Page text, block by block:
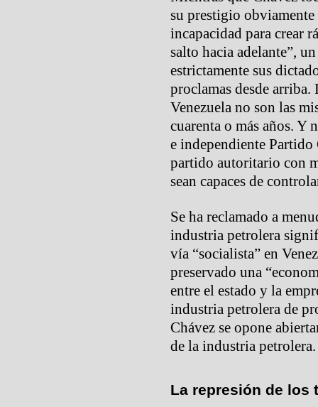
su prestigio obviamente
incapacidad para crear
salto hacia adelante”,
estrictamente sus
proclamas desde arriba.
Venezuela no son las
cuarenta o más años. Y
e independiente
partido autoritario con
sean capaces de
Se ha reclamado a
industria petrolera
vía “socialista” en
preservado una
entre el estado y la
industria petrolera de
Chávez se opone
de la industria petrolera.
La represión de los